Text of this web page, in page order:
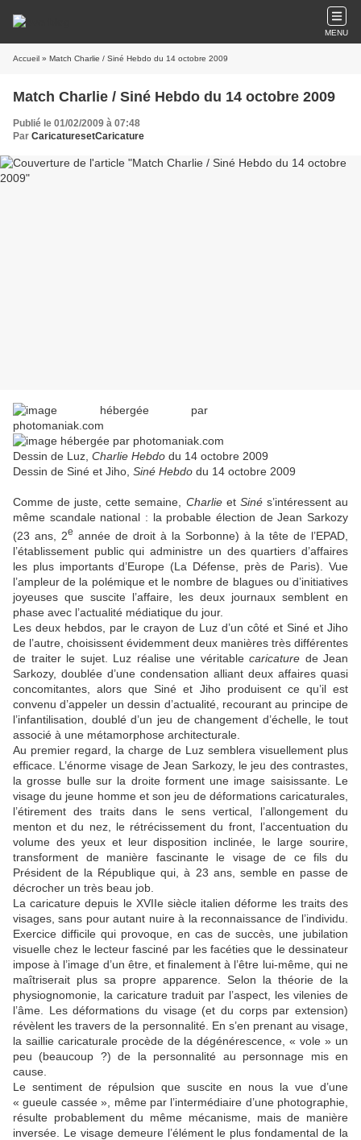
MENU
Accueil » Match Charlie / Siné Hebdo du 14 octobre 2009
Match Charlie / Siné Hebdo du 14 octobre 2009
Publié le 01/02/2009 à 07:48
Par CaricaturesetCaricature
Dessin de Luz Charlie Hebdo du 14 octobre 2009
Dessin de Siné et Jiho, Siné Hebdo du 14 octobre 2009
Comme de juste, cette semaine, Charlieet Sinés’intéressent au
même scandale national : la probable élection de Jean Sarkozy
(23 ans, 2e année de droit à la Sorbonne) à la tête de l’EPAD
l’établissement public qui administre un des quartiers d’affaires
les plus importants d’Europe (La Défense, près de Paris). Vue
l’ampleur de la polémique et le nombre de blagues ou d’initiatives
joyeuses que suscite l’affaire, les deux journaux semblent en
phase avec l’actualité médiatique du jour.
Les deux hebdos, par le crayon de Luz d’un côté et Siné et Jiho
de l’autre, choisissent évidemment deux manières très différentes
de traiter le sujet. Luz réalise une véritable caricature de Jean
Sarkozy, doublée d’une condensation alliant deux affaires quasi
concomitantes, alors queSiné et Jihoproduisent ce qu’il est
convenu d’appeler un dessin d’actualité, recourant au principe de
l’infantilisation, doublé d’un jeu de changement d’échelle, le tout
associé à une métamorphose architecturale.
Au premier regard, la charge de Luzsemblera visuellement plus
efficace. L’énorme visage de Jean Sarkozy, le jeu des contrastes,
la grosse bulle sur la droite forment une image saisissante. Le
visage du jeune homme et son jeu de déformations caricaturales,
l’étirement des traits dans le sens vertical, l’allongement du
menton et du nez, le rétrécissement du front, l’accentuation du
volume des yeux et leur disposition inclinée, le large sourire,
transforment de manière fascinante le visage de ce fils du
Président de la République qui, à 23 ans, semble en passe de
décrocher un très beau job.
La caricature depuis le XVIIe siècle italien déforme les traits des
visages, sans pour autant nuire à la reconnaissance de l’individu.
Exercice difficile qui provoque, en cas de succès, une jubilation
visuelle chez le lecteur fasciné par les facéties que le dessinateur
impose à l’image d’un être, et finalement à l’être lui-même, qui ne
maîtriserait plus sa propre apparence. Selon la théorie de la
physiognomonie, la caricature traduit par l’aspect, les vilenies de
l’âme. Les déformations du visage (et du corps par extension)
révèlent les travers de la personnalité. En s’en prenant au visage,
la saillie caricaturale procède de la dégénérescence, « vole » un
peu (beaucoup ?) de la personnalité au personnage mis en
cause.
Le sentiment de répulsion que suscite en nous la vue d’une
« gueule cassée », même par l’intermédiaire d’une photographie,
résulte probablement du même mécanisme, mais de manière
inversée. Le visage demeure l’élément le plus fondamental de la